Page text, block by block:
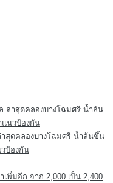
าสุดคลองบางโฉมศรี น้ำล้นขึ้น
ป้องกัน